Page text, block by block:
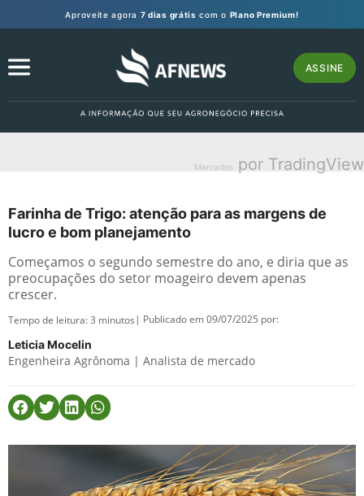
Aproveite agora 7 dias grátis com o Plano Premium!
ASSINE
Mercados por TradingView
Farinha de Trigo: atenção para as margens de
lucro e bom planejamento
Começamos o segundo semestre do ano, e diria que as
preocupações do setor moageiro devem apenas
crescer.
Tempo de leitura:3 minutos | Publicado em 09/07/2025 por:
Leticia Mocelin
Engenheira Agrônoma | Analista de mercado